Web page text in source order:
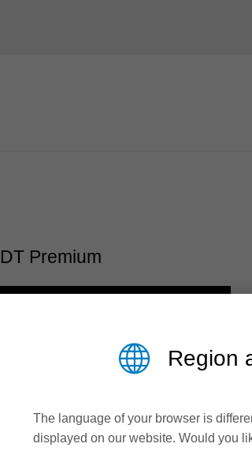
Premium
DT
IN DER
Region
The language of your browser is
displayed on our website. Would you